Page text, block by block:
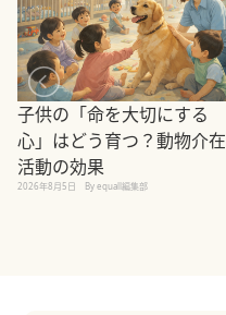
子供の「命を大切にする
心」はどう育つ？動物介在
活動の効果
2026年8月5日 By equall編集部